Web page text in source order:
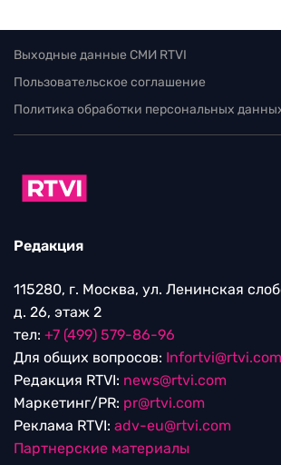
Выходные данные СМИ RTVI
Пользовательское соглашение
Политика обработки персональных
Редакция
115280, г. Москва, ул. Ленинская
д. 26, этаж 2
тел: +7 (499) 579-86-96
Для общих вопросов: Infortvi@rtvi.com
Редакция RTVI: news@rtvi.com
Маркетинг/PR: pr@rtvi.com
Реклама RTVI: adv-eu@rtvi.com
Партнерские материалы